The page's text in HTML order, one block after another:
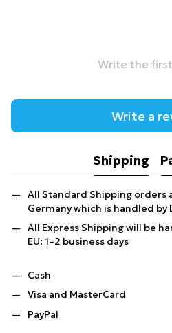
Write the
Write a
Shipping
All Standard Shipping orders
Germany which is handled by
All Express Shipping will be
EU: 1–2 business days
Cash
Visa and MasterCard
PayPal